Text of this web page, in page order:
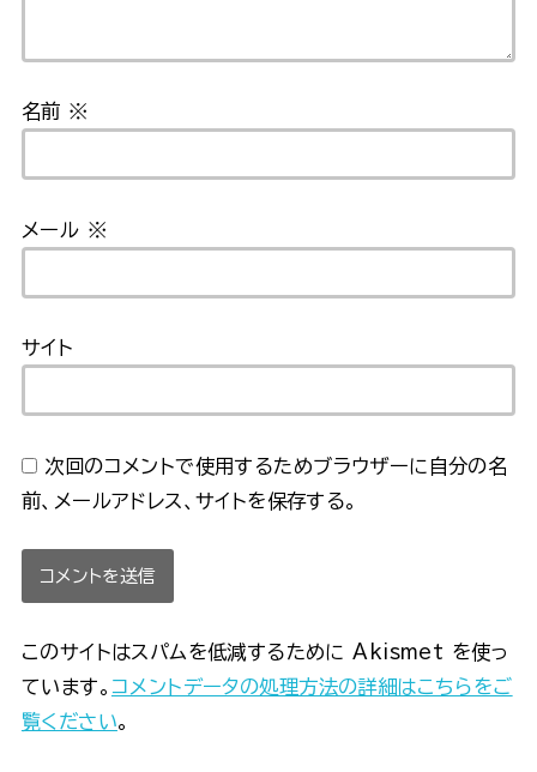
名前 ※
メール ※
サイト
次回のコメントで使用するためブラウザーに自分の名
前、メールアドレス、サイトを保存する。
このサイトはスパムを低減するために Akismet を使っ
ています。 コメントデータの処理方法の詳細はこちらをご
覧ください。